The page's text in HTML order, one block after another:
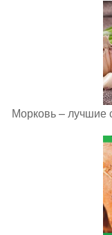
Морковь – лучшие